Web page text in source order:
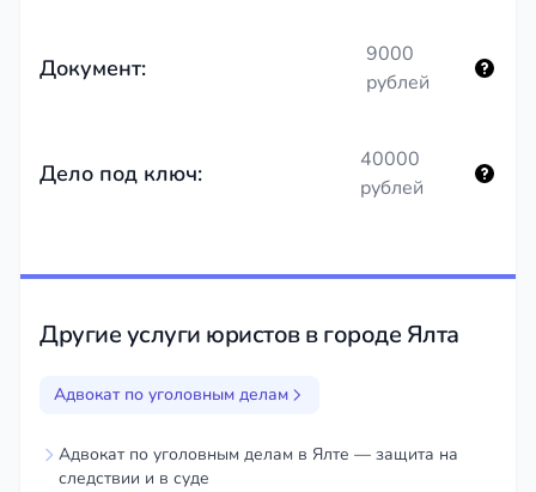
Документ:
9000
рублей
Дело под ключ:
40000
рублей
Другие услуги юристов в городе Ялта
Адвокат по уголовным делам
Адвокат по уголовным делам в Ялте — защита на
следствии и в суде